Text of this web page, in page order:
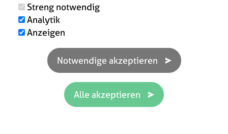
Produktfoto
Zeigen Sie auf Ihren Dokumenten ein Bild Ihres
Produkts, damit die Kunden sofort sehen können,
worum es sich handelt. Das Bild wird zu Ihrem
Angebot, Ihrer Rechnung usw. angezeigt werden.
Streng notwendig
Analytik
Anzeigen